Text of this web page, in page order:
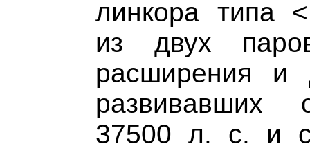
линкора типа
из двух
расширения и
развивавших
37500 л. с. и